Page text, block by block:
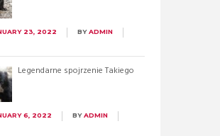
23, 2022 BYADMIN
Legendarne spojrzenie Takiego
6, 2022 BYADMIN